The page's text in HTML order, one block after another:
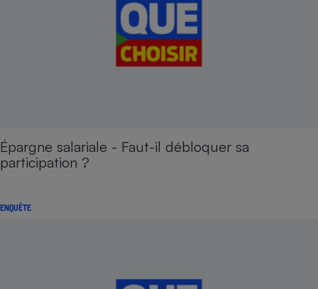
Épargne salariale - Faut-il débloquer sa
participation ?
ENQUÊTE